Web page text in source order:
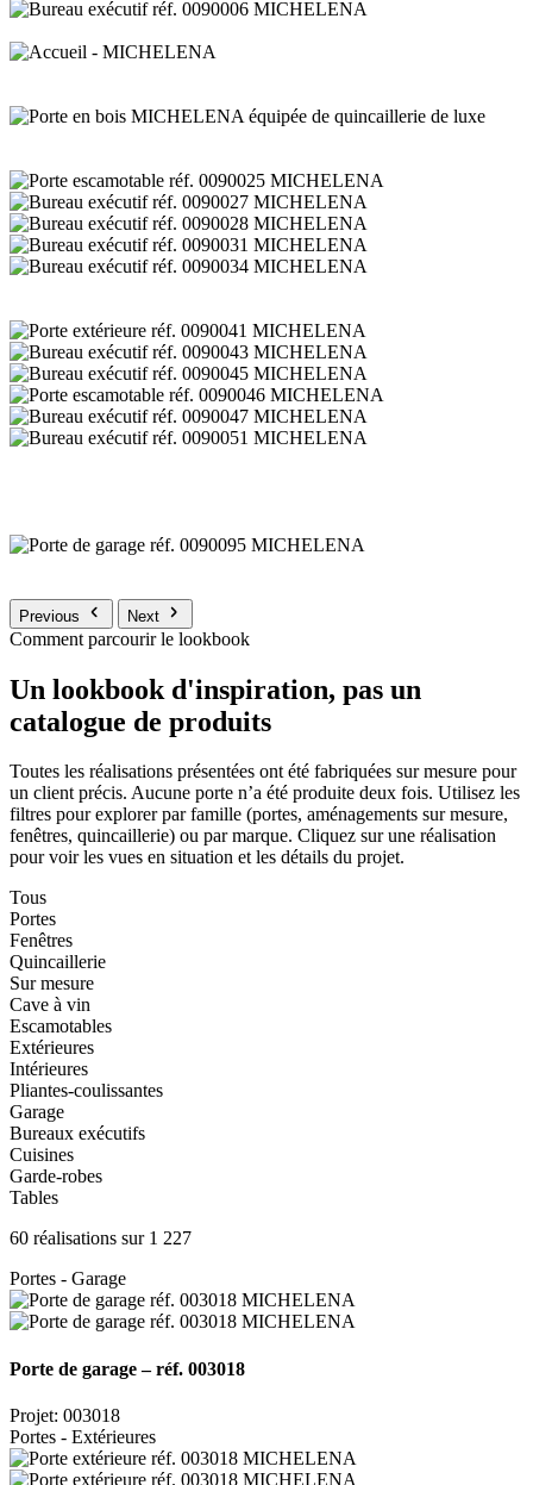
Previous Next
Comment parcourir le lookbook
Un lookbook d'inspiration, pas un
catalogue de produits
Toutes les réalisations présentées ont été fabriquées sur mesure pour
un client précis. Aucune porte n’a été produite deux fois. Utilisez les
filtres pour explorer par famille (portes, aménagements sur mesure,
fenêtres, quincaillerie) ou par marque. Cliquez sur une réalisation
pour voir les vues en situation et les détails du projet.
Tous
Portes
Fenêtres
Quincaillerie
Sur mesure
Cave à vin
Escamotables
Extérieures
Intérieures
Pliantes-coulissantes
Garage
Bureaux exécutifs
Cuisines
Garde-robes
Tables
60 réalisations sur 1 227
Portes - Garage
Porte de garage – réf. 003018
Projet: 003018
Portes - Extérieures